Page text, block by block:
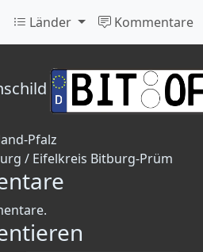
Länder Kommentare
Pfalz
/ Eifelkreis Bitburg-Prüm